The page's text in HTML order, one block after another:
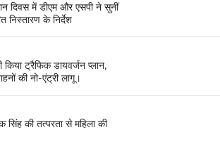
दिवस में डीएम और एसपी ने सुनीं
निस्तारण के निर्देश
ट्रैफिक डायवर्जन प्लान,
की नो-एंट्री लागू।
की तत्परता से महिला की